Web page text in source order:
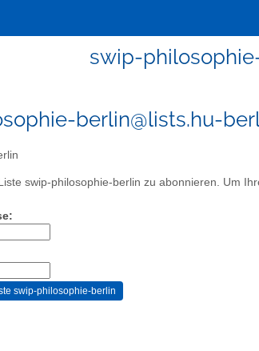
swip-
berlin@lists.hu-
swip-philosophie-berlin zu abonnieren. Um